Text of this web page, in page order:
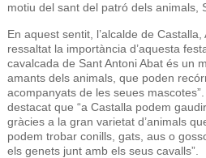
motiu del sant del patró dels animals,
En aquest sentit, l’alcalde de
ressaltat la importància d’aquesta
cavalcada de Sant Antoni Abat és un
amants dels animals, que poden
acompanyats de les seues
destacat que “a Castalla podem
gràcies a la gran varietat d’animals
podem trobar conills, gats, aus o
els genets junt amb els seus cavalls”.